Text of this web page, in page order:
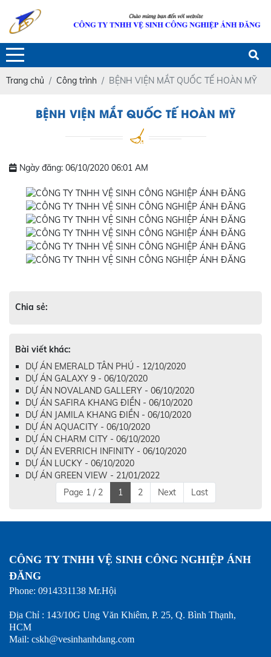
Trang chủ Công trình BỆNH VIỆN MẮT QUỐC TẾ HOÀN MỸ
BỆNH VIỆN MẮT QUỐC TẾ HOÀN MỸ
Ngày đăng: 06/10/2020 06:01 AM
Chia sẻ:
Bài viết khác:
DỰ ÁN EMERALD TÂN PHÚ - 12/10/2020
DỰ ÁN GALAXY 9 - 06/10/2020
DỰ ÁN NOVALAND GALLERY - 06/10/2020
DỰ ÁN SAFIRA KHANG ĐIỀN - 06/10/2020
DỰ ÁN JAMILA KHANG ĐIỀN - 06/10/2020
DỰ ÁN AQUACITY - 06/10/2020
DỰ ÁN CHARM CITY - 06/10/2020
DỰ ÁN EVERRICH INFINITY - 06/10/2020
DỰ ÁN LUCKY - 06/10/2020
DỰ ÁN GREEN VIEW - 21/01/2022
Page 1 / 2
1 2 Next Last
CÔNG TY TNHH VỆ SINH CÔNG NGHIỆP ÁNH
ĐĂNG
Phone: 0914331138 Mr.Hội
Địa Chỉ : 143/10G Ung Văn Khiêm, P. 25, Q. Bình Thạnh,
HCM
Mail: cskh@vesinhanhdang.com